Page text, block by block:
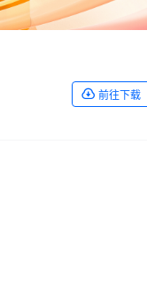
前往下载